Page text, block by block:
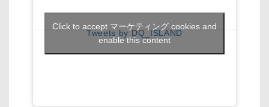
Tweets by DQ_ISLAND
Click to accept マーケティング cookies and
enable this content